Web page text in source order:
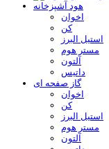
هود آشپزخانه
اخوان
کن
استیل البرز
مستر هوم
آلتون
داتیس
گاز صفحه ای
اخوان
کن
استیل البرز
مستر هوم
آلتون